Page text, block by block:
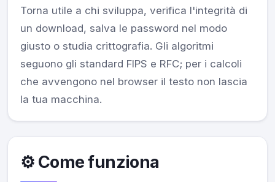
Torna utile a chi sviluppa, verifica l'integrità di
un download, salva le password nel modo
giusto o studia crittografia. Gli algoritmi
seguono gli standard FIPS e RFC; per i calcoli
che avvengono nel browser il testo non lascia
la tua macchina.
⚙️ Come funziona